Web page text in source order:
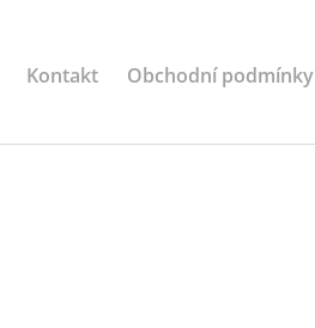
Kontakt Obchodní podmínky